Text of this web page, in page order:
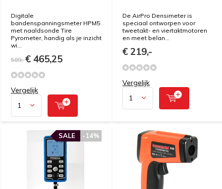
Digitale
bandenspanningsmeter HPM5
met naaldsonde Tire
Pyrometer, handig als je inzicht
wi...
509,-€ 465,25
Vergelijk
De AirPro Densimeter is
speciaal ontworpen voor
tweetakt- en viertaktmotoren
en meet belan...
€ 219,-
Vergelijk
-14%
SALE